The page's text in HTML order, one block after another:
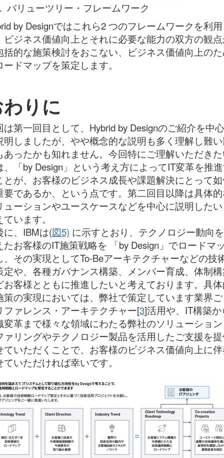
バリューツリー・フレームワーク
by Designではこれら2 つのフレームワークを利用
ビジネス価値向上とそれに必要な能力の双方の観
括的な施策検討をおこない、ビジネス価値向上の
ードマップを策定します。
りに
は第一回目として、Hybrid by Designのご紹介を中
明しましたが、やや概念的な説明も多く理解し難
あったかも知れません。今回特にご理解いただき
、「by Design」という考え方によってIT変革を推
とが、お客様のビジネス成長や課題解決にとって
要であるか、という点です。第二回目以降は具体
ューションやユースケースなどを中心に説明した
います。
に、IBMは(図5) に示すとおり、テクノロジー動向
たお客様のIT施策戦略を 「by Design」でロードマ
、その実現としてTo-Beアーキテクチャーなどの技
定や、各種ガバナンス構築、メンバー育成、体制
お客様とともに推進したいと考えております。具
策の実現においては、弊社で策定しています業界
ファレンス・アーキテクチャー[3]活用や、IT構築か
変革まで様々な領域にわたる弊社のソリューショ
ァリングやテクノロジー製品を活用したご支援を
ていただくことで、お客様のビジネス価値向上に
ていただければ幸いです。